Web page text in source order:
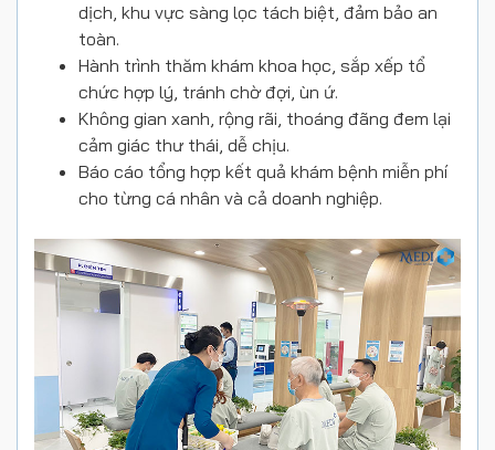
dịch, khu vực sàng lọc tách biệt, đảm bảo an
toàn.
Hành trình thăm khám khoa học, sắp xếp tổ
chức hợp lý, tránh chờ đợi, ùn ứ.
Không gian xanh, rộng rãi, thoáng đãng đem lại
cảm giác thư thái, dễ chịu.
Báo cáo tổng hợp kết quả khám bệnh miễn phí
cho từng cá nhân và cả doanh nghiệp.